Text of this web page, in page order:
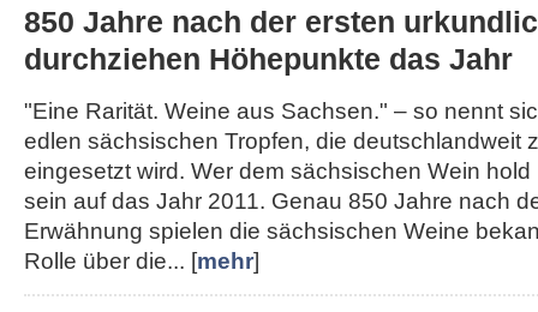
850 Jahre nach der ersten
durchziehen Höhepunkte das Jahr
"Eine Rarität. Weine aus Sachsen." – so nennt
edlen sächsischen Tropfen, die deutschlandweit
eingesetzt wird. Wer dem sächsischen Wein
sein auf das Jahr 2011. Genau 850 Jahre nach
Erwähnung spielen die sächsischen Weine
Rolle über die... [mehr]